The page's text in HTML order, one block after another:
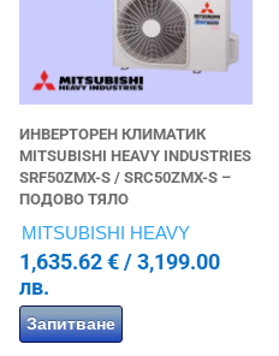
ИНВЕРТОРЕН КЛИМАТИК
MITSUBISHI HEAVY INDUSTRIES
SRF50ZMX-S / SRC50ZMX-S –
ПОДОВО ТЯЛО
MITSUBISHI HEAVY
1,635.62€/ 3,199.00
лв.
Запитване